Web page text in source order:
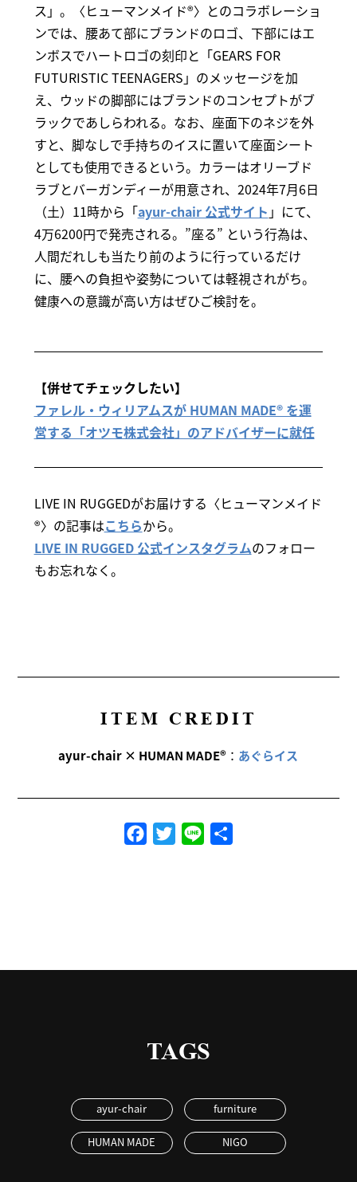
ス」。〈ヒューマンメイド®〉とのコラボレーショ
ンでは、腰あて部にブランドのロゴ、下部にはエ
ンボスでハートロゴの刻印と「GEARS FOR
FUTURISTIC TEENAGERS」のメッセージを加
え、ウッドの脚部にはブランドのコンセプトがブ
ラックであしらわれる。なお、座面下のネジを外
すと、脚なしで手持ちのイスに置いて座面シート
としても使用できるという。カラーはオリーブド
ラブとバーガンディーが用意され、2024年7月6日
（土）11時から「ayur-chair 公式サイト 」にて、
4万6200円で発売される。”座る” という行為は、
人間だれしも当たり前のように行っているだけ
に、腰への負担や姿勢については軽視されがち。
健康への意識が高い方はぜひご検討を。
【併せてチェックしたい】
ファレル・ウィリアムスが HUMAN MADE® を運
営する「オツモ株式会社」のアドバイザーに就任
LIVE IN RUGGEDがお届けする〈ヒューマンメイド
®〉の記事はこちらから。
LIVE IN RUGGED 公式インスタグラムのフォロー
もお忘れなく。
ITEM CREDIT
ayur-chair × HUMAN MADE® ： あぐらイス
FacebookTwitterLine
TAGS
ayur-chair furniture
HUMAN MADE NIGO